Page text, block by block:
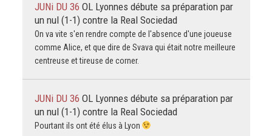
JUNi DU 36 OL Lyonnes débute sa préparation par
un nul (1-1) contre la Real Sociedad
On va vite s'en rendre compte de l'absence d'une joueuse
comme Alice, et que dire de Svava qui était notre meilleure
centreuse et tireuse de corner.
JUNi DU 36 OL Lyonnes débute sa préparation par
un nul (1-1) contre la Real Sociedad
Pourtant ils ont été élus à Lyon